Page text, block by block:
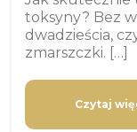
toksyny? Bez
dwadzieścia,
zmarszczki. […]
Czytaj